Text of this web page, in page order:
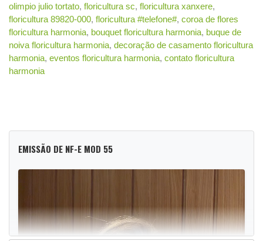
olimpio julio tortato, floricultura sc, floricultura xanxere,
floricultura 89820-000, floricultura #telefone#, coroa de flores
floricultura harmonia, bouquet floricultura harmonia, buque de
noiva floricultura harmonia, decoração de casamento floricultura
harmonia, eventos floricultura harmonia, contato floricultura
harmonia
EMISSÃO DE NF-E MOD 55